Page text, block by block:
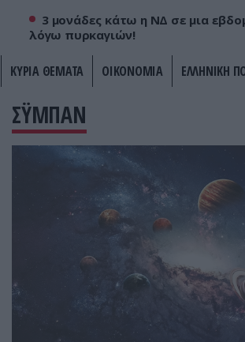
3 μονάδες κάτω η ΝΔ σε μια
λόγω πυρκαγιών!
ΚΥΡΙΑ ΘΕΜΑΤΑ ΟΙΚΟΝΟΜΙΑ ΕΛΛΗΝΙΚΗ
ΣΫΜΠΑΝ